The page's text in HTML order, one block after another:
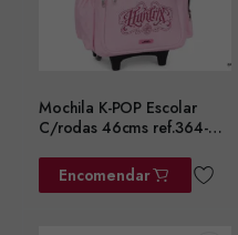
Mochila K-POP Escolar
C/rodas 46cms ref.364-
Encomendar